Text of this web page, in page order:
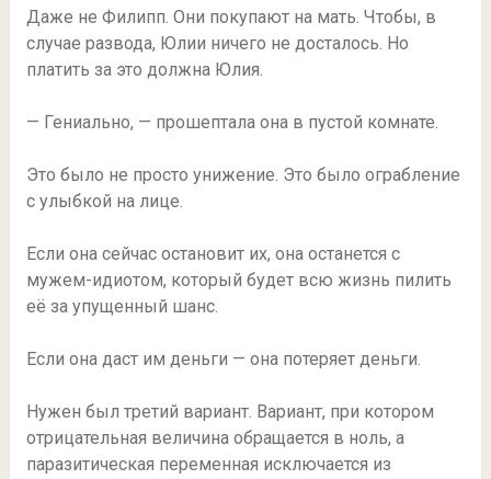
Даже не Филипп. Они покупают на мать. Чтобы, в
случае развода, Юлии ничего не досталось. Но
платить за это должна Юлия.
— Гениально, — прошептала она в пустой комнате.
Это было не просто унижение. Это было ограбление
с улыбкой на лице.
Если она сейчас остановит их, она останется с
мужем-идиотом, который будет всю жизнь пилить
её за упущенный шанс.
Если она даст им деньги — она потеряет деньги.
Нужен был третий вариант. Вариант, при котором
отрицательная величина обращается в ноль, а
паразитическая переменная исключается из